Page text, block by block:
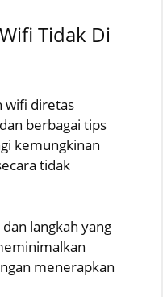
Tidak Di
wifi diretas
berbagai tips
kemungkinan
tidak
langkah yang
menerapkan